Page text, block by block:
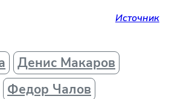
Источник
Денис Макаров
Федор Чалов